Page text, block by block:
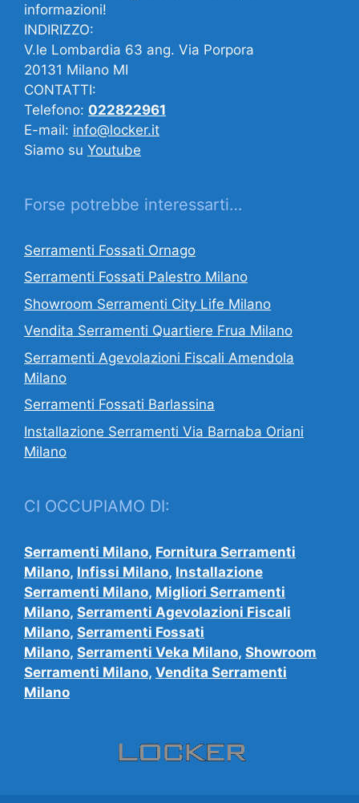
informazioni!
INDIRIZZO:
V.le Lombardia 63 ang. Via Porpora
20131 Milano MI
CONTATTI:
Telefono: 022822961
E-mail: info@locker.it
Siamo su Youtube
Forse potrebbe interessarti…
Serramenti Fossati Ornago
Serramenti Fossati Palestro Milano
Showroom Serramenti City Life Milano
Vendita Serramenti Quartiere Frua Milano
Serramenti Agevolazioni Fiscali Amendola
Milano
Serramenti Fossati Barlassina
Installazione Serramenti Via Barnaba Oriani
Milano
CI OCCUPIAMO DI:
Serramenti Milano, Fornitura Serramenti
Milano, Infissi Milano, Installazione
Serramenti Milano, Migliori Serramenti
Milano, Serramenti Agevolazioni Fiscali
Milano, Serramenti Fossati
Milano, Serramenti Veka Milano, Showroom
Serramenti Milano, Vendita Serramenti
Milano